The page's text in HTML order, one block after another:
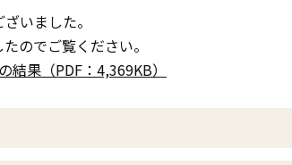
いました。
のでご覧ください。
果（PDF：4,369KB）